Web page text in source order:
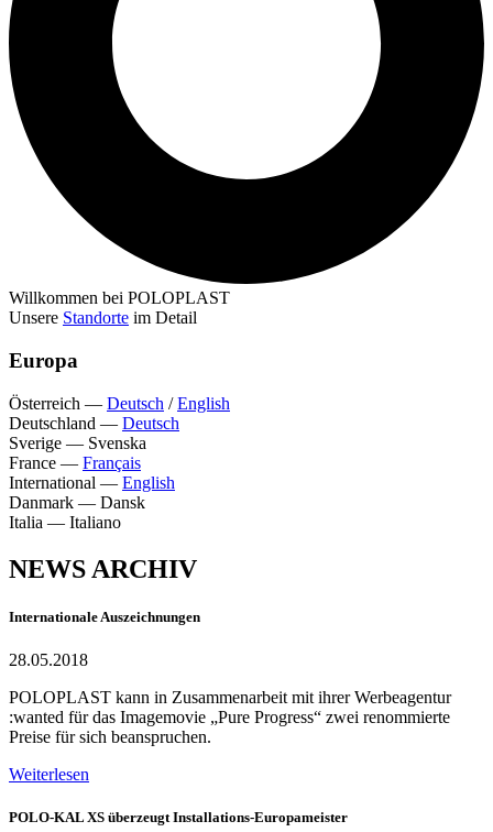
Willkommen bei POLOPLAST
Unsere Standorte im Detail
Europa
Österreich — Deutsch /English
Deutschland — Deutsch
Sverige — Svenska
France — Français
International — English
Danmark — Dansk
Italia — Italiano
NEWS ARCHIV
Internationale Auszeichnungen
28.05.2018
POLOPLAST kann in Zusammenarbeit mit ihrer Werbeagentur
:wanted für das Imagemovie „Pure Progress“ zwei renommierte
Preise für sich beanspruchen.
Weiterlesen
POLO-KAL XS überzeugt Installations-Europameister